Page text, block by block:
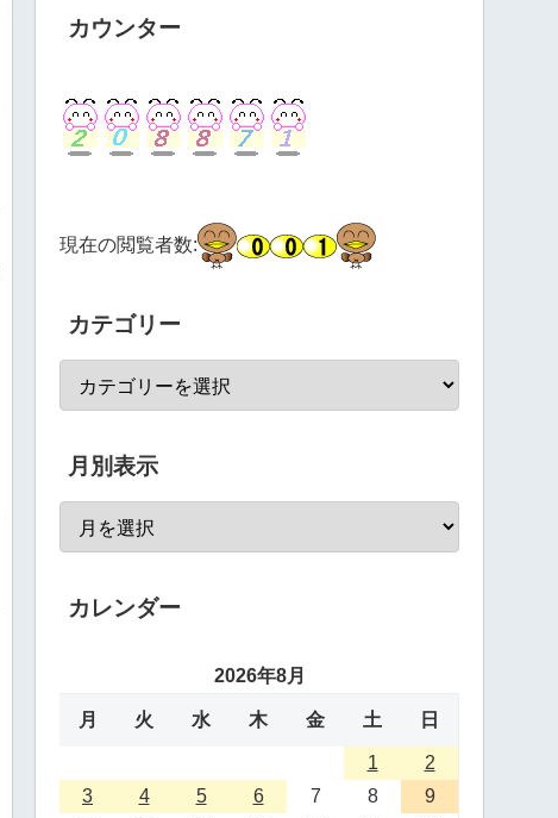
カウンター
現在の閲覧者数:
カテゴリー
月別表示
カレンダー
2026年8月
月 火 水 木 金 土 日
1
2
3
4 5 6 7 8
9